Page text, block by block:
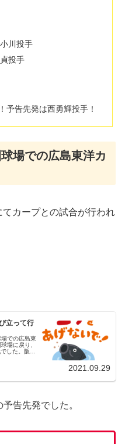
川投手
投手
告先発は西勇輝投手！
場での広島東洋カ
カープとの試合が行われ
立って行
での広島東
場に戻り、
した。阪神
2021.09.29
予告先発でした。